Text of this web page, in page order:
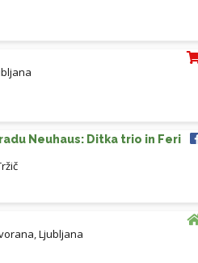
Neuhaus: Ditka trio in Feri
,Ljubljana